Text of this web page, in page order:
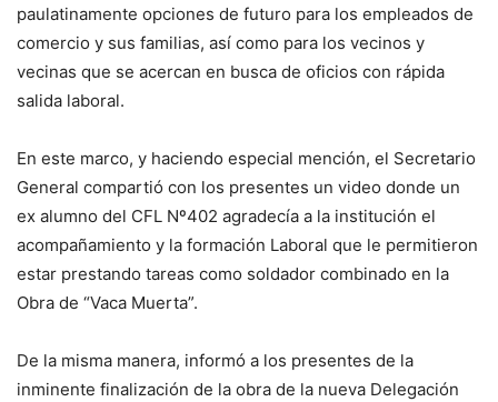
paulatinamente opciones de futuro para los empleados de
comercio y sus familias, así como para los vecinos y
vecinas que se acercan en busca de oficios con rápida
salida laboral.
En este marco, y haciendo especial mención, el Secretario
General compartió con los presentes un video donde un
ex alumno del CFL Nº402 agradecía a la institución el
acompañamiento y la formación Laboral que le permitieron
estar prestando tareas como soldador combinado en la
Obra de “Vaca Muerta”.
De la misma manera, informó a los presentes de la
inminente finalización de la obra de la nueva Delegación